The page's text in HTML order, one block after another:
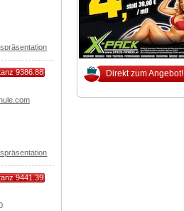
9386.88
9441.39
Direkt zum Angebot!